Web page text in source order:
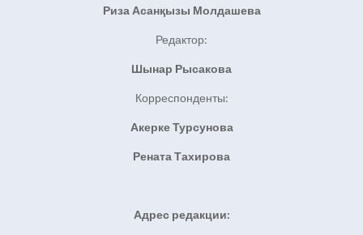
Риза Асанқызы Молдашева
Редактор:
Шынар Рысакова
Корреспонденты:
Акерке Турсунова
Рената Тахирова
Адрес редакции: